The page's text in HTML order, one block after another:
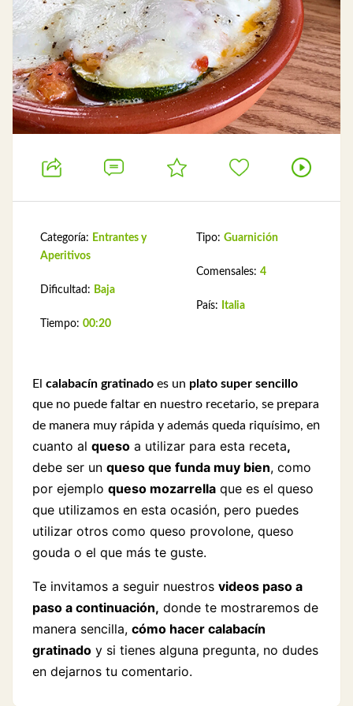
Categoría: Entrantes y
Aperitivos
Dificultad: Baja
Tiempo: 00:20
Tipo: Guarnición
Comensales: 4
País: Italia
El calabacín gratinado es un plato super sencillo
que no puede faltar en nuestro recetario, se prepara
de manera muy rápida y además queda riquísimo, en
cuanto al queso a utilizar para esta receta,
debe ser un queso que funda muy bien, como
por ejemplo queso mozarrella que es el queso
que utilizamos en esta ocasión, pero puedes
utilizar otros como queso provolone, queso
gouda o el que más te guste.
Te invitamos a seguir nuestros videos paso a
paso a continuación, donde te mostraremos de
manera sencilla, cómo hacer calabacín
gratinado y si tienes alguna pregunta, no dudes
en dejarnos tu comentario.